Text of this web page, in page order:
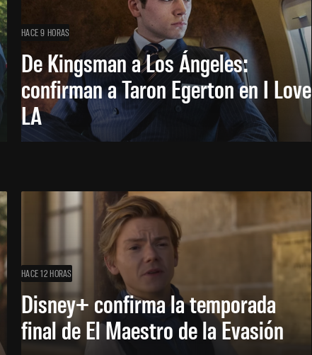
HACE 9 HORAS
De Kingsman a Los Ángeles:
confirman a Taron Egerton en I Love
LA
HACE 12 HORAS
Disney+ confirma la temporada
final de El Maestro de la Evasión